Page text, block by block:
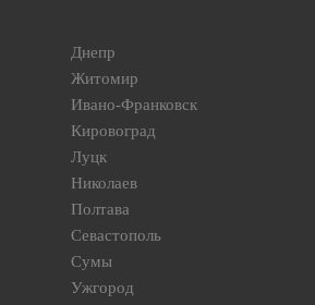
Днепр
Житомир
Ивано-Франковск
Кировоград
Луцк
Николаев
Полтава
Севастополь
Сумы
Ужгород